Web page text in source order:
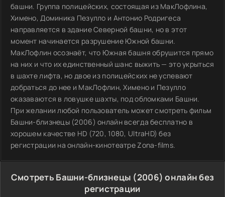
башни. Группа полицейских, состоящая из МакЛофлина,
Химено, Доминика Пезулло и Антонио Родригеса
направляется в здание Северной башни, но в этот
момент начинается разрушение Южной башни.
МакЛофлин осознаёт, что Южная башня обрушится прямо
на них и что их единственный шанс выжить — это укрыться
в шахте лифта, но двое из полицейских не успевают
добраться до нее и МакЛофлин, Химено и Пезулло
оказаваются в ловушке шахты, под обломками Башни.
При желании любой пользователь может смотреть фильм
Башни-близнецы (2006) онлайн всегда бесплатно в
хорошем качестве HD (720, 1080, UltraHD) без
регистрации на онлайн-кинотеатре Zona-films.
Смотреть Башни-близнецы (2006) онлайн без
регистрации